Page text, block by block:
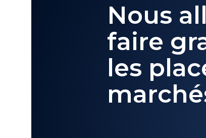
Nous
faire
les